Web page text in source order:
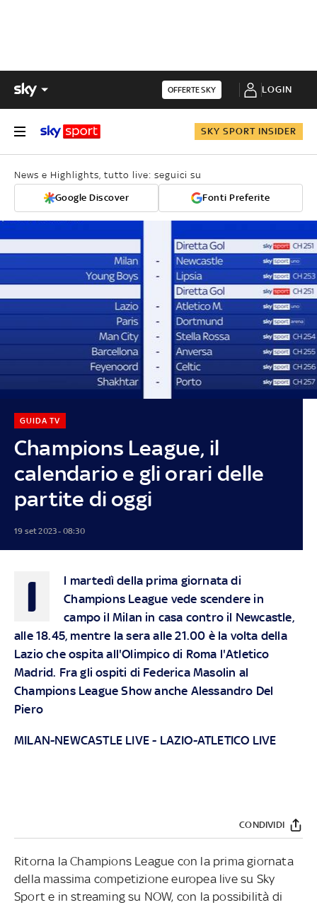
OFFERTE SKY LOGIN
SKY SPORT INSIDER
News e Highlights, tutto live: seguici su
Google Discover Fonti Preferite
Champions League, il
calendario e gli orari delle
partite di oggi
GUIDA TV
19 set 2023 - 08:30
I
l martedì della prima giornata di
Champions League vede scendere in
campo il Milan in casa contro il Newcastle,
alle 18.45, mentre la sera alle 21.00 è la volta della
Lazio che ospita all'Olimpico di Roma l'Atletico
Madrid. Fra gli ospiti di Federica Masolin al
Champions League Show anche Alessandro Del
Piero
MILAN-NEWCASTLE LIVE - LAZIO-ATLETICO LIVE
CONDIVIDI
Ritorna la Champions League con la prima giornata
della massima competizione europea live su Sky
Sport e in streaming su NOW, con la possibilità di